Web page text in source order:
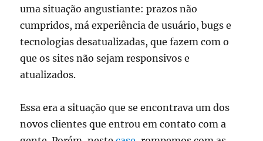
uma situação angustiante: prazos não
cumpridos, má experiência de usuário, bugs e
tecnologias desatualizadas, que fazem com o
que os sites não sejam responsivos e
atualizados.
Essa era a situação que se encontrava um dos
novos clientes que entrou em contato com a